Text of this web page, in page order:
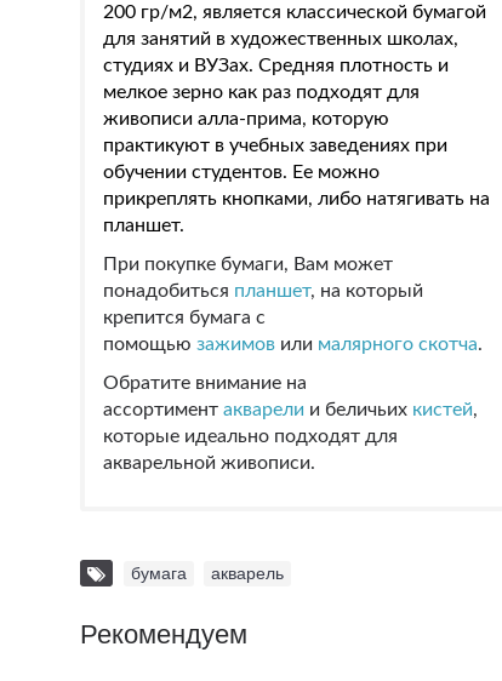
200 гр/м2, является классической бумагой
для занятий в художественных школах,
студиях и ВУЗах. Средняя плотность и
мелкое зерно как раз подходят для
живописи алла-прима, которую
практикуют в учебных заведениях при
обучении студентов. Ее можно
прикреплять кнопками, либо натягивать на
планшет.
При покупке бумаги, Вам может
понадобиться планшет, на который
крепится бумага с
помощью зажимов или малярного скотча.
Обратите внимание на
ассортимент акварели и беличьих кистей,
которые идеально подходят для
акварельной живописи.
бумага акварель
Рекомендуем